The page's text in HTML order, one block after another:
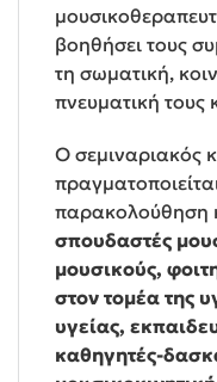
βοηθήσει τους
τη σωματική,
πνευματική τους
Ο σεμιναριακός
παρακολούθηση
σπουδαστές
μουσικούς,
στον τομέα της
υγείας,
καθηγητές-